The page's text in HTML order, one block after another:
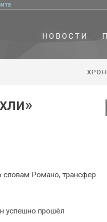
НОВОСТИ
Романо, трансфер
успешно прошёл